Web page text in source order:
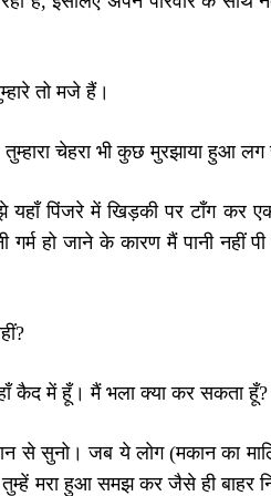
तो मजे हैं।
चेहरा भी कुछ मुरझाया हुआ लग
पिंजरे में खिड़की पर टाँग कर
हो जाने के कारण मैं पानी नहीं पी
कैद में हूँ। मैं भला क्या कर सकता हूँ?
से सुनो। जब ये लोग (मकान का
मरा हुआ समझ कर जैसे ही बाहर